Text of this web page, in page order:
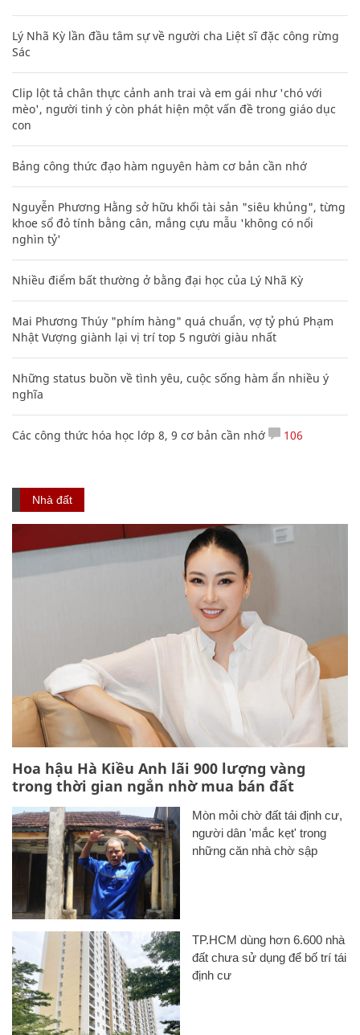
Lý Nhã Kỳ lần đầu tâm sự về người cha Liệt sĩ đặc công rừng
Sác
Clip lột tả chân thực cảnh anh trai và em gái như 'chó với
mèo', người tinh ý còn phát hiện một vấn đề trong giáo dục
con
Bảng công thức đạo hàm nguyên hàm cơ bản cần nhớ
Nguyễn Phương Hằng sở hữu khối tài sản "siêu khủng", từng
khoe sổ đỏ tính bằng cân, mắng cựu mẫu 'không có nổi
nghìn tỷ'
Nhiều điểm bất thường ở bằng đại học của Lý Nhã Kỳ
Mai Phương Thúy "phím hàng" quá chuẩn, vợ tỷ phú Phạm
Nhật Vượng giành lại vị trí top 5 người giàu nhất
Những status buồn về tình yêu, cuộc sống hàm ẩn nhiều ý
nghĩa
Các công thức hóa học lớp 8, 9 cơ bản cần nhớ 106
Nhà đất
Hoa hậu Hà Kiều Anh lãi 900 lượng vàng
trong thời gian ngắn nhờ mua bán đất
Mòn mỏi chờ đất tái định cư,
người dân 'mắc kẹt' trong
những căn nhà chờ sập
TP.HCM dùng hơn 6.600 nhà
đất chưa sử dụng để bố trí tái
định cư